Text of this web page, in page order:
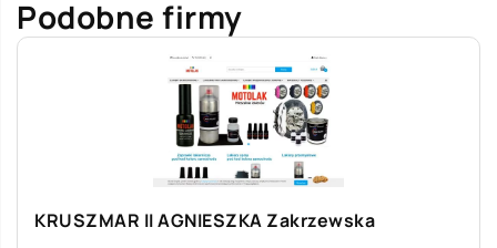
Podobne firmy
KRUSZMAR II AGNIESZKA Zakrzewska